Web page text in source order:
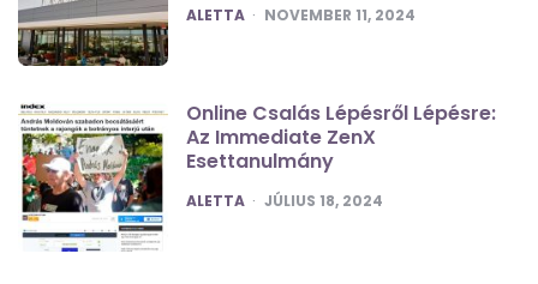
POSTED
ALETTA NOVEMBER 11, 2024
Online Csalás Lépésről Lépésre:
Az Immediate ZenX
Esettanulmány
POSTED
ALETTA JÚLIUS 18, 2024